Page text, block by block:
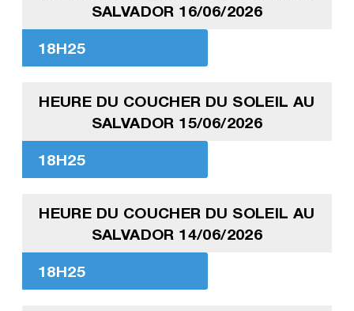
SALVADOR 16/06/2026
18H25
HEURE DU COUCHER DU SOLEIL AU
SALVADOR 15/06/2026
18H25
HEURE DU COUCHER DU SOLEIL AU
SALVADOR 14/06/2026
18H25